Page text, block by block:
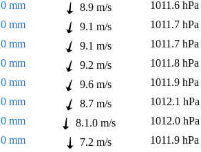
0 mm 8.9 m/s
1011.6 hPa
0 mm 9.1 m/s
1011.7 hPa
0 mm 9.1 m/s
1011.7 hPa
0 mm 9.2 m/s
1011.8 hPa
0 mm 9.6 m/s
1011.9 hPa
0 mm 8.7 m/s
1012.1 hPa
0 mm 8.1.0 m/s
1012.0 hPa
0 mm 7.2 m/s
1011.9 hPa